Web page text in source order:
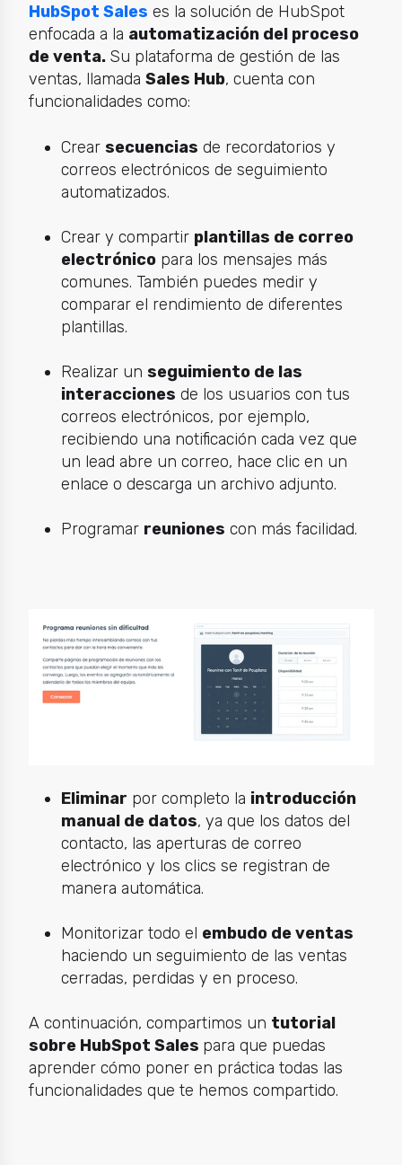
HubSpot Sales es la solución de HubSpot
enfocada a la automatización del proceso
de venta. Su plataforma de gestión de las
ventas, llamada Sales Hub, cuenta con
funcionalidades como:
Crear secuencias de recordatorios y
correos electrónicos de seguimiento
automatizados.
Crear y compartir plantillas de correo
electrónicopara los mensajes más
comunes. También puedes medir y
comparar el rendimiento de diferentes
plantillas.
Realizar un seguimiento de las
interacciones de los usuarios con tus
correos electrónicos, por ejemplo,
recibiendo una notificación cada vez que
un lead abre un correo, hace clic en un
enlace o descarga un archivo adjunto.
Programar reuniones con más facilidad.
Eliminar por completo la introducción
manual de datos, ya que los datos del
contacto, las aperturas de correo
electrónico y los clics se registran de
manera automática.
Monitorizar todo el embudo de ventas
haciendo un seguimiento de las ventas
cerradas, perdidas y en proceso.
A continuación, compartimos un tutorial
sobre HubSpot Sales para que puedas
aprender cómo poner en práctica todas las
funcionalidades que te hemos compartido.